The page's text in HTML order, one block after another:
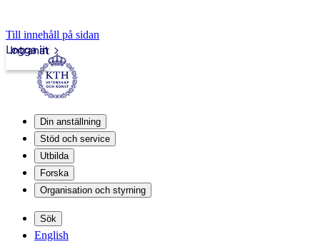
Till innehåll på sidan
Intranät
Logga in
Din anställning
Stöd och service
Utbilda
Forska
Organisation och styrning
Sök
English